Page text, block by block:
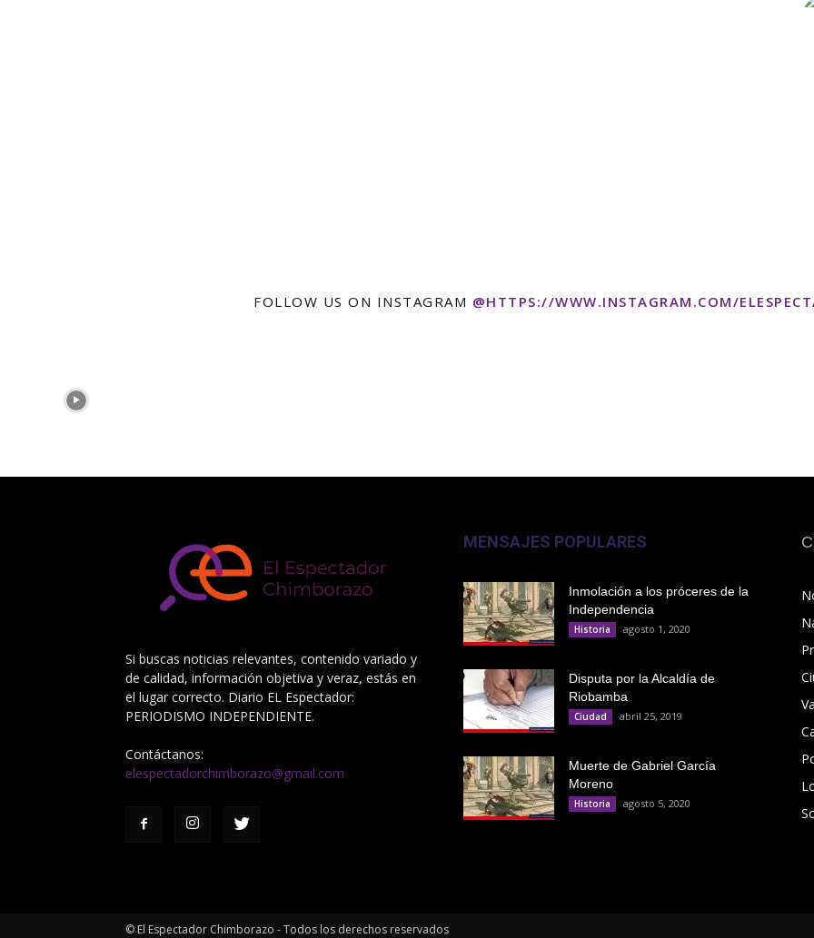
FOLLOW US ON INSTAGRAM @HTTPS://WWW.INSTAGRAM.COM/
Si buscas noticias relevantes, contenido variado y
de calidad, información objetiva y veraz, estás en
el lugar correcto. Diario EL Espectador:
PERIODISMO INDEPENDIENTE.
Contáctanos:
elespectadorchimborazo@gmail.com
MENSAJES POPULARES
Inmolación a los próceres de la
Independencia
Historia agosto 1, 2020
Disputa por la Alcaldía de
Riobamba
Ciudad abril 25, 2019
Muerte de Gabriel García
Moreno
Historia agosto 5, 2020
© El Espectador Chimborazo - Todos los derechos reservados